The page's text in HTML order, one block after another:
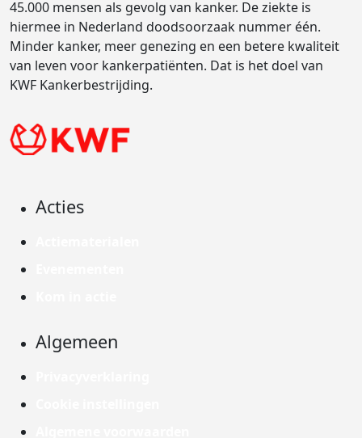
45.000 mensen als gevolg van kanker. De ziekte is
hiermee in Nederland doodsoorzaak nummer één.
Minder kanker, meer genezing en een betere kwaliteit
van leven voor kankerpatiënten. Dat is het doel van
KWF Kankerbestrijding.
Acties
Algemeen